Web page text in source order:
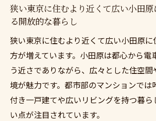
もうで住みやすさを実感
狭い東京に住むより近くて広
もうで自然と利便性を体感
狭い東京に住むより近くて広い
もうで味わう休日の楽しみ方
狭い東京に住むより近くて広い
狭い東京に住むより近くて広い小田
る開放的な暮らし
狭い東京に住むより近くて広い小田原に
方が増えています。小田原は都心から電
う近さでありながら、広々とした住空
境が魅力です。都市部のマンションでは
付き一戸建てや広いリビングを持つ暮ら
い点が注目されています。